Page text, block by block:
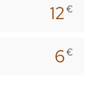
12€
6€